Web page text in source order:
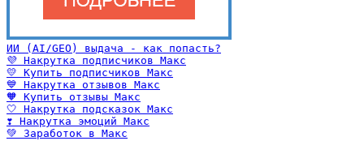
ИИ (AI/GEO) выдача - как попасть?
💜 Накрутка подписчиков Макс
💛 Купить подписчиков Макс
💙 Накрутка отзывов Макс
🧡 Купить отзывы Макс
🤍 Накрутка подсказок Макс
❣️ Накрутка эмоций Макс
💚 Заработок в Макс